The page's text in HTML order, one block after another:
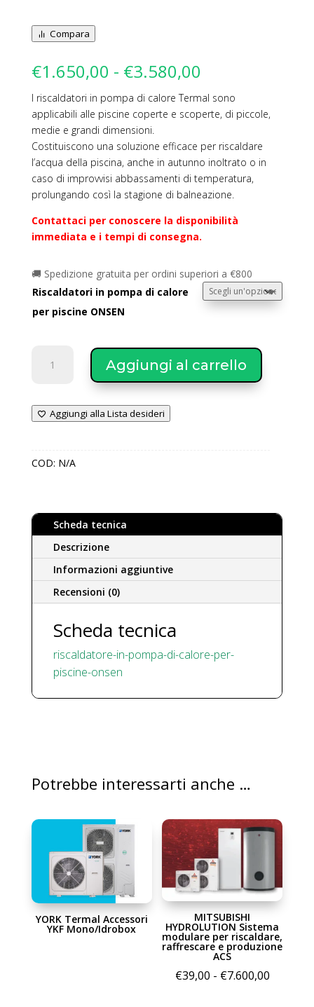
Compara
€1.650,00 - €3.580,00
prezzo:
da
a
€3.580,00
I riscaldatori in pompa di calore Termal sono
applicabili alle piscine coperte e scoperte, di piccole,
medie e grandi dimensioni.
Costituiscono una soluzione efficace per riscaldare
l’acqua della piscina, anche in autunno inoltrato o in
caso di improvvisi abbassamenti di temperatura,
prolungando così la stagione di balneazione.
Contattaci per conoscere la disponibilità
immediata e i tempi di consegna.
🚚 Spedizione gratuita per ordini superiori a €800
Riscaldatori in pompa di calore
per piscine ONSEN
Riscaldatori
di
piscine
R32
Orizzontali
quantità
Aggiungi al carrello
Aggiungi alla Lista desideri
COD: N/A
Scheda tecnica
Descrizione
Informazioni aggiuntive
Recensioni (0)
Scheda tecnica
riscaldatore-in-pompa-di-calore-per-
piscine-onsen
Potrebbe interessarti anche …
YORK Termal Accessori
YKF Mono/Idrobox
MITSUBISHI
HYDROLUTION Sistema
modulare per riscaldare,
raffrescare e produzione
ACS
€39,00 - €7.600,00Fascia